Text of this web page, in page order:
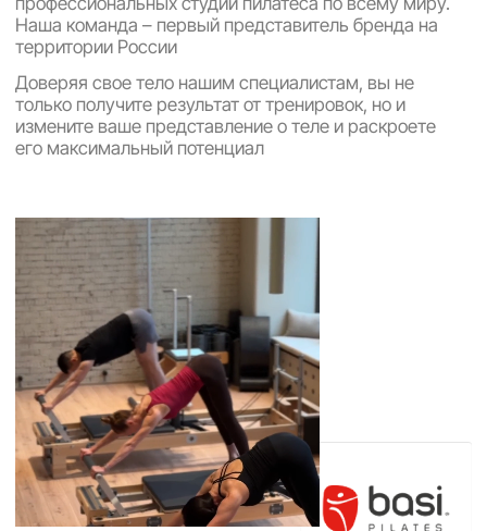
Каждый тренер прошел международную
сертификацию Basi Pilates Academy и имеет
обширный опыт в индустрии фитнеса
ВИП-тренер, руководитель,
основатель и преподаватель
Basi Pilates Academy Russia
мария
О тренере
Азамат
ТОП-тренер, главный тренер Basi
Pilates, опыт работы в индустрии
фитнеса 12 лет
О тренере